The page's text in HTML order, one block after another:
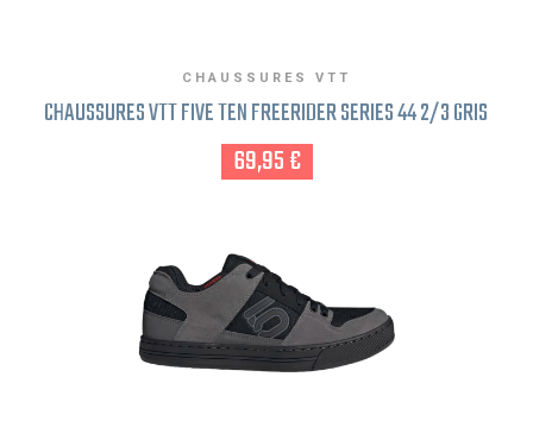
CHAUSSURES VTT
CHAUSSURES VTT FIVE TEN FREERIDER SERIES 44 2/3 GRIS
69,95 €